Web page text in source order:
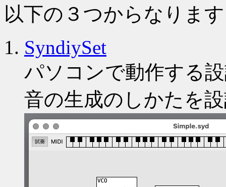
以下の３つからなりま
SyndiySet
パソコンで動作する
音の生成のしかたを